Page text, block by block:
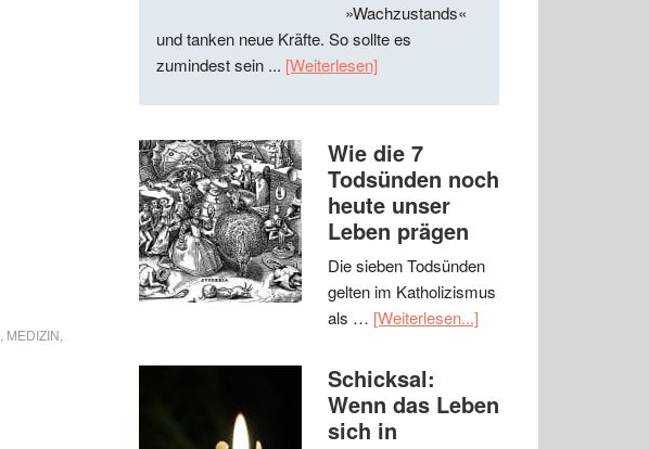
MEDIZIN
»Wachzustands«
und tanken neue Kräfte. So sollte es
zumindest sein ... [Weiterlesen]
Wie die 7
Todsünden noch
heute unser
Leben prägen
Die sieben Todsünden
gelten im Katholizismus
als … [Weiterlesen...]
Schicksal:
Wenn das Leben
sich in